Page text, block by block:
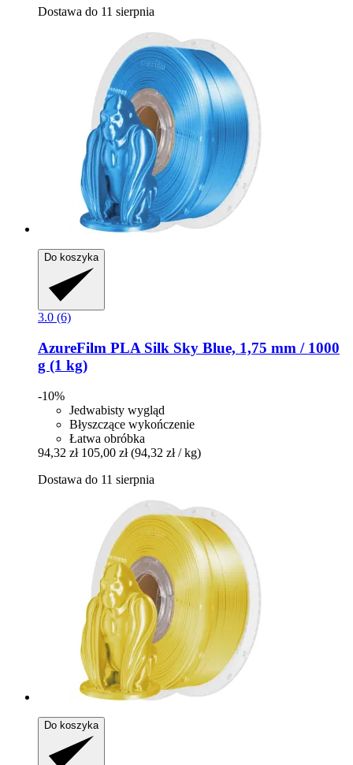
Dostawa do 11 sierpnia
Do koszyka
3.0 (6)
AzureFilm PLA Silk Sky Blue, 1,75 mm / 1000
g (1 kg)
-10%
Jedwabisty wygląd
Błyszczące wykończenie
Łatwa obróbka
94,32 zł 105,00 zł (94,32 zł / kg)
Dostawa do 11 sierpnia
Do koszyka